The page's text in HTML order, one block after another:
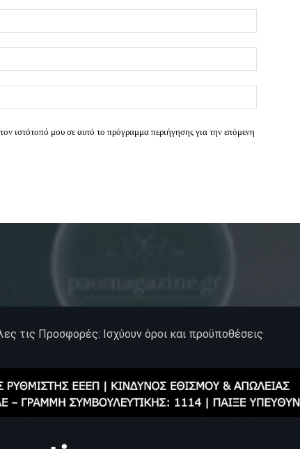
ιστότοπό μου σε αυτό το πρόγραμμα περιήγησης για την επόμενη
τις Προσφορές: Ισχύουν όροι και προϋποθέσεις